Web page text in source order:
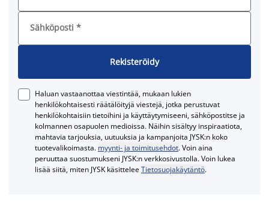
Sähköposti *
Rekisteröidy
Haluan vastaanottaa viestintää, mukaan lukien
henkilökohtaisesti räätälöityjä viestejä, jotka perustuvat
henkilökohtaisiin tietoihini ja käyttäytymiseeni, sähköpostitse ja
kolmannen osapuolen medioissa. Näihin sisältyy inspiraatiota,
mahtavia tarjouksia, uutuuksia ja kampanjoita JYSK:n koko
tuotevalikoimasta. myynti- ja toimitusehdot. Voin aina
peruuttaa suostumukseni JYSK:n verkkosivustolla. Voin lukea
lisää siitä, miten JYSK käsitteleeTietosuojakäytäntö.